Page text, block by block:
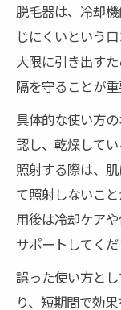
脱毛器は、冷却
じにくいという
大限に引き出す
隔を守ることが重
具体的な使い方
認し、乾燥して
照射する際は、
て照射しないこ
用後は冷却ケア
サポートしてくだ
誤った使い方と
り、短期間で効